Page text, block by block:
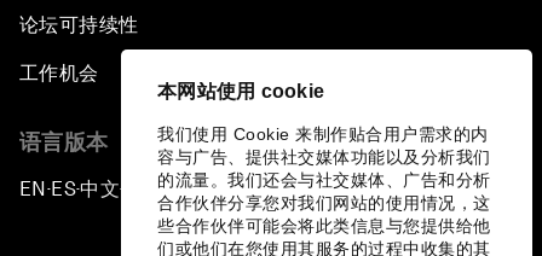
本网站使用 cookie
我们使用 Cookie 来制作贴合用户需求的内
容与广告、提供社交媒体功能以及分析我们
的流量。我们还会与社交媒体、广告和分析
合作伙伴分享您对我们网站的使用情况，这
些合作伙伴可能会将此类信息与您提供给他
们或他们在您使用其服务的过程中收集的其
论坛可持续性
工作机会
语言版本
EN ▪ES▪中文▪ 日本語